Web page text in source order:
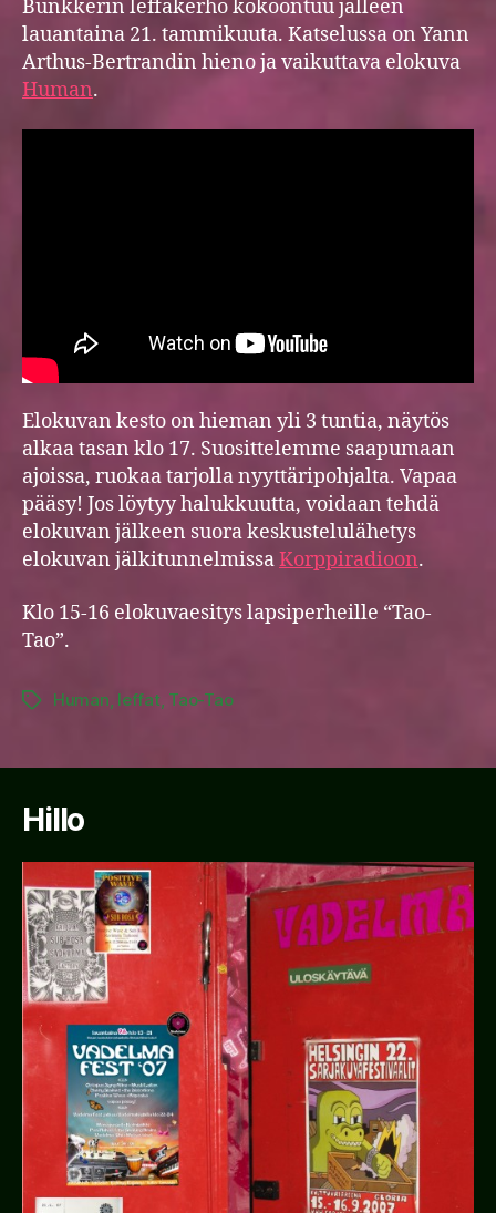
Bunkkerin leffakerho kokoontuu jälleen
lauantaina 21. tammikuuta. Katselussa on Yann
Arthus-Bertrandin hieno ja vaikuttava elokuva
Human.
Elokuvan kesto on hieman yli 3 tuntia, näytös
alkaa tasan klo 17. Suosittelemme saapumaan
ajoissa, ruokaa tarjolla nyyttäripohjalta. Vapaa
pääsy! Jos löytyy halukkuutta, voidaan tehdä
elokuvan jälkeen suora keskustelulähetys
elokuvan jälkitunnelmissaKorppiradioon.
Klo 15-16 elokuvaesitys lapsiperheille “Tao-
Tao”.
TagsHuman leffat, Tao-Tao
Hillo